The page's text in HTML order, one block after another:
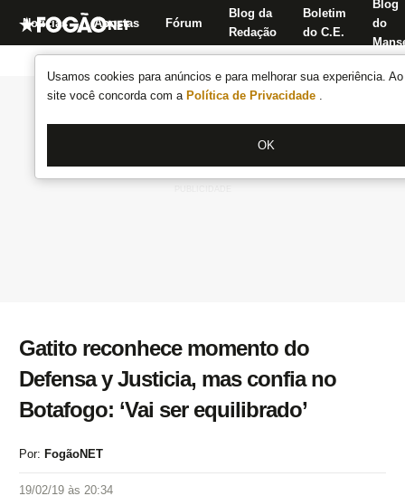
Usamos cookies para anúncios e para melhorar sua experiência.
site você concorda com a Política de Privacidade .
OK
Notícias Apostas Fórum
Blog da
Redação
Boletim
do C.E.
Blog
do
Gatito reconhece momento do
Defensa y Justicia, mas confia no
Botafogo: ‘Vai ser equilibrado’
Por: FogãoNET
19/02/19 às 20:34